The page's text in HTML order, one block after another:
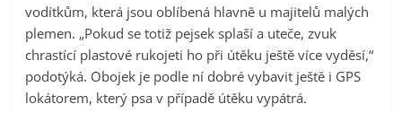
vodítkům, která jsou oblíbená hlavně u majitelů malých
plemen. „Pokud se totiž pejsek splaší a uteče, zvuk
chrastící plastové rukojeti ho při útěku ještě více vyděsí,“
podotýká. Obojek je podle ní dobré vybavit ještě i GPS
lokátorem, který psa v případě útěku vypátrá.